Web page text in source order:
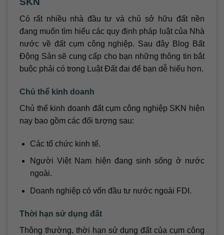
Có rất nhiều nhà đầu tư và chủ sở hữu đất nền
đang muốn tìm hiểu các quy định pháp luật của Nhà
nước về đất cụm công nghiệp. Sau đây Blog Bất
Động Sản sẽ cung cấp cho bạn những thông tin bắt
buộc phải có trong Luật Đất đai để bạn dễ hiểu hơn.
Chủ thể kinh doanh
Chủ thể kinh doanh đất cụm công nghiệp SKN hiện
nay bao gồm các đối tượng sau:
Các tổ chức kinh tế.
Người Việt Nam hiện đang sinh sống ở nước
ngoài.
Doanh nghiệp có vốn đầu tư nước ngoài FDI.
Thời hạn sử dụng đất
Thông thường, thời hạn sử dụng đất của cụm công